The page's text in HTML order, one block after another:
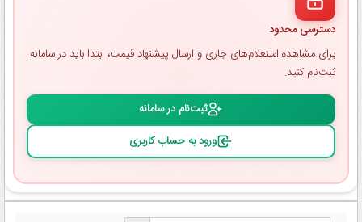
دسترسی محدود
برای مشاهده استعلام‌های جاری و ارسال پیشنهاد قیمت، ابتدا باید در سامانه
ثبت‌نام کنید.
ثبت‌نام در سامانه
ورود به حساب کاربری